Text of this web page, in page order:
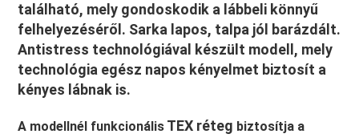
található, mely gondoskodik a lábbeli könnyű
felhelyezéséről. Sarka lapos, talpa jól barázdált.
Antistress technológiával készült modell, mely
technológia egész napos kényelmet biztosít a
kényes lábnak is.
A modellnél funkcionális TEX réteg biztosítja a